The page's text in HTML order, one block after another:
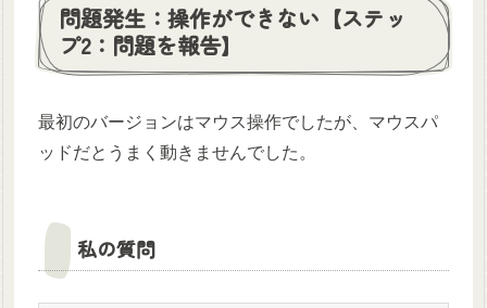
問題発生：操作ができない【ステッ
プ2：問題を報告】
最初のバージョンはマウス操作でしたが、マウスパ
ッドだとうまく動きませんでした。
私の質問